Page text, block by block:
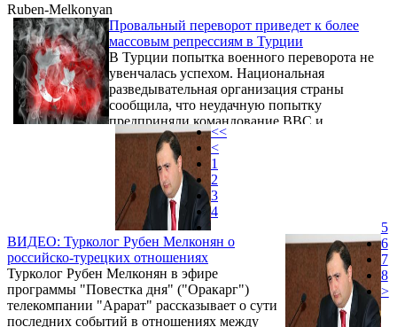
Ruben-Melkonyan
Провальный переворот приведет к более
массовым репрессиям в Турции
В Турции попытка военного переворота не
увенчалась успехом. Национальная
разведывательная организация страны
сообщила, что неудачную попытку
предприняли командование ВВС и
жандармерия. Премьер-министр сообщил о
задержании 2839 мятежников, среди
которых как рядовые солдаты, так и
представители высшего офицерского звена.
В столкновениях погибли 161 человек.
Какими будут последствия, могут ли
ночные события привести к каким-то
действиям со стороны Реждепа Тайипа
Эрдогана или же турецкий лидер еще
жестче ...
ВИДЕО: Турколог Рубен Мелконян о
российско-турецких отношениях
Турколог Рубен Мелконян в эфире
программы "Повестка дня" ("Оракарг")
телекомпании "Арарат" рассказывает о сути
последних событий в отношениях между
<<
<
1
2
3
4
5
6
7
8
>